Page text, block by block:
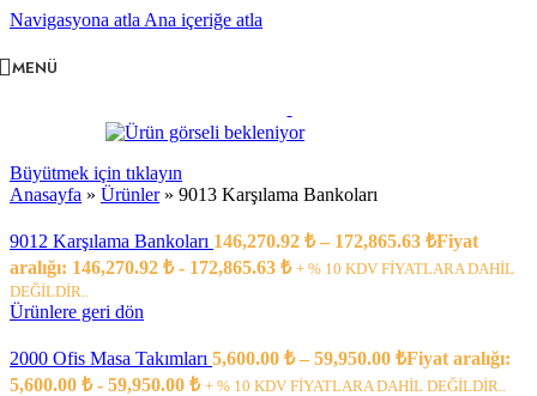
Navigasyona atla Ana içeriğe atla
MENÜ
Büyütmek için tıklayın
Anasayfa » Ürünler» 9013 Karşılama Bankoları
9012 Karşılama Bankoları 146,270.92 ₺ – 172,865.63 ₺Fiyat
aralığı: 146,270.92 ₺ - 172,865.63 ₺ + % 10 KDV FİYATLARA DAHİL
DEĞİLDİR..
Ürünlere geri dön
2000 Ofis Masa Takımları 5,600.00 ₺ – 59,950.00 ₺Fiyat aralığı:
5,600.00 ₺ - 59,950.00 ₺ + % 10 KDV FİYATLARA DAHİL DEĞİLDİR..